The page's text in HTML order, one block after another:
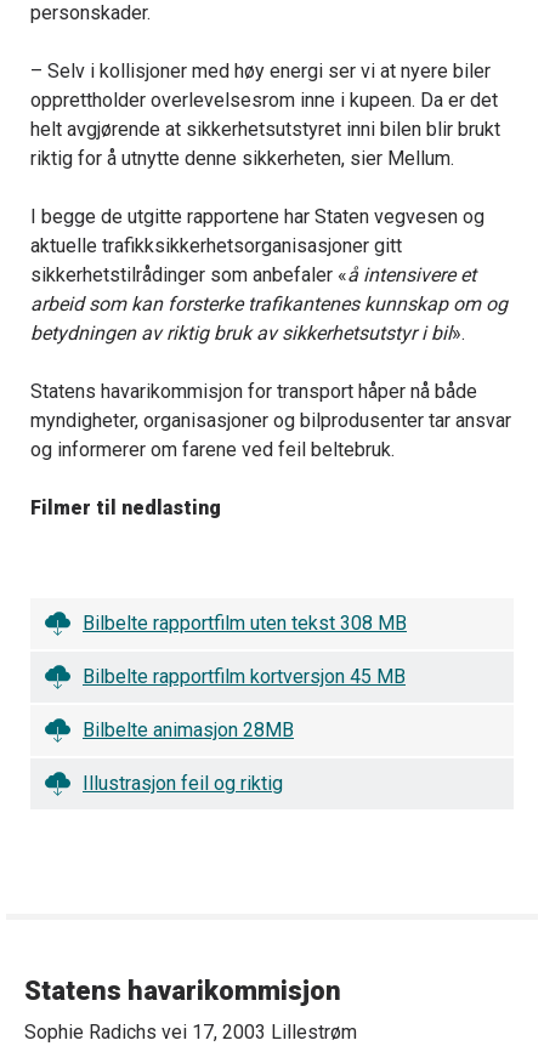
personskader.
– Selv i kollisjoner med høy energi ser vi at nyere biler
opprettholder overlevelsesrom inne i kupeen. Da er det
helt avgjørende at sikkerhetsutstyret inni bilen blir brukt
riktig for å utnytte denne sikkerheten, sier Mellum.
I begge de utgitte rapportene har Staten vegvesen og
aktuelle trafikksikkerhetsorganisasjoner gitt
sikkerhetstilrådinger som anbefaler «å intensivere et
arbeid som kan forsterke trafikantenes kunnskap om og
betydningen av riktig bruk av sikkerhetsutstyr i bil».
Statens havarikommisjon for transport håper nå både
myndigheter, organisasjoner og bilprodusenter tar ansvar
og informerer om farene ved feil beltebruk.
Filmer til nedlasting
Bilbelte rapportfilm uten tekst 308 MB
Bilbelte rapportfilm kortversjon 45 MB
Bilbelte animasjon 28MB
Illustrasjon feil og riktig
Statens havarikommisjon
Sophie Radichs vei 17, 2003 Lillestrøm